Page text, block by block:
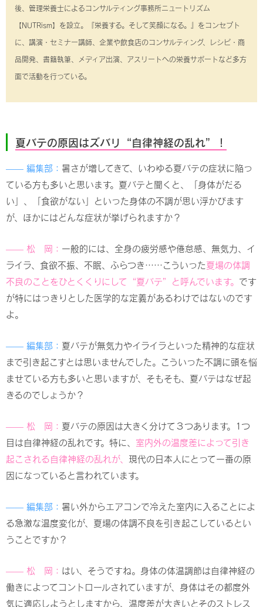
後、管理栄養士によるコンサルティング事務所ニュートリズム
【NUTRism】を設立。『栄養する。そして笑顔になる。』をコンセプト
に、講演・セミナー講師、企業や飲食店のコンサルティング、レシピ・商
品開発、書籍執筆、メディア出演、アスリートへの栄養サポートなど多方
面で活動を行っている。
夏バテの原因はズバリ“自律神経の乱れ”！
—— 編集部： 暑さが増してきて、いわゆる夏バテの症状に陥っ
ている方も多いと思います。夏バテと聞くと、「身体がだる
い」、「食欲がない」といった身体の不調が思い浮かびます
が、ほかにはどんな症状が挙げられますか？
—— 松 岡： 一般的には、全身の疲労感や倦怠感、無気力、イ
ライラ、食欲不振、不眠、ふらつき……こういった夏場の体調
不良のことをひとくくりにして“夏バテ”と呼んでいます。 です
が特にはっきりとした医学的な定義があるわけではないのです
よ。
—— 編集部： 夏バテが無気力やイライラといった精神的な症状
まで引き起こすとは思いませんでした。こういった不調に頭を悩
ませている方も多いと思いますが、そもそも、夏バテはなぜ起
きるのでしょうか？
—— 松 岡： 夏バテの原因は大きく分けて３つあります。1つ
目は自律神経の乱れです。特に、 室内外の温度差によって引き
起こされる自律神経の乱れが、 現代の日本人にとって一番の原
因になっていると言われています。
—— 編集部： 暑い外からエアコンで冷えた室内に入ることによ
る急激な温度変化が、夏場の体調不良を引き起こしているとい
うことですか？
—— 松 岡： はい、そうですね。身体の体温調節は自律神経の
働きによってコントロールされていますが、身体はその都度外
気に適応しようとしますから、温度差が大きいとそのストレス